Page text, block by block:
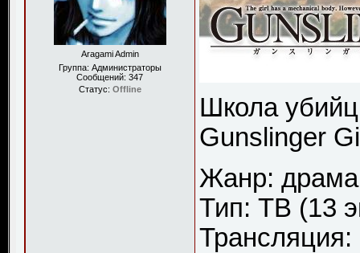
Aragami Admin
Группа: Администраторы
Сообщений:347
Статус: Offline
Школа
Gunslinger
Жанр:
Тип: ТВ (13